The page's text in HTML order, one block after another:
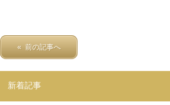
« 前の記事へ
新着記事